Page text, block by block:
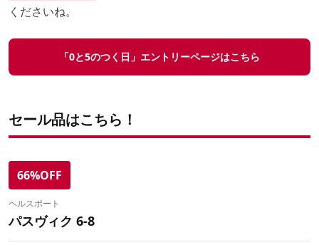
くださいね。
「0と5のつく日」エントリーページはこちら
セール品はこちら！
66%OFF
ヘルスポート
パスヴィク 6-8